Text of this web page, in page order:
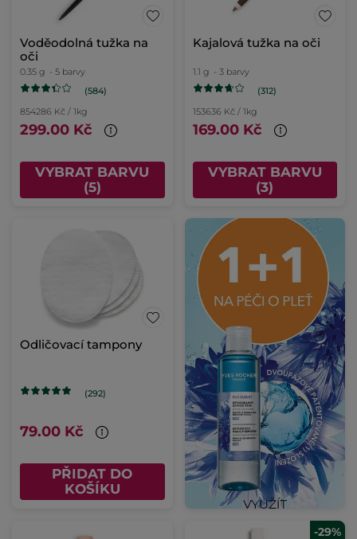
Voděodolná tužka na
oči
0.35 g - 5 barvy
(584)
854286 Kč / 1kg
299.00 Kč
VYBRAT BARVU
(5)
Kajalová tužka na oči
1.1 g - 3 barvy
(312)
153636 Kč / 1kg
169.00 Kč
VYBRAT BARVU
(3)
Odličovací tampony
(292)
79.00 Kč
PŘIDAT DO
KOŠÍKU
-29%